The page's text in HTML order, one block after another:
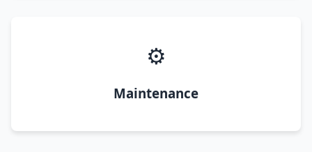
⚙️
Maintenance